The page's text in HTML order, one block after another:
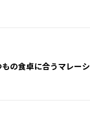
の食卓に合うマレーシ